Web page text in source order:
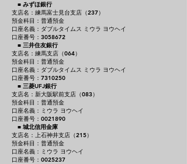
■ みずほ銀行
支店名：練馬富士見台支店（237）
預金科目：普通預金
口座名義：ダブルタイムス ミウラ ヨウヘイ
口座番号：3058672
■ 三井住友銀行
支店名：練馬支店（064）
預金科目：普通預金
口座名義：ダブルタイムス ミウラ ヨウヘイ
口座番号：7310250
■ 三菱UFJ銀行
支店名：新大阪駅前支店（083）
預金科目：普通預金
口座名義：ミウラ ヨウヘイ
口座番号：0021890
■ 城北信用金庫
支店名：上石神井支店（215）
預金科目：普通預金
口座名義：ミウラ ヨウヘイ
口座番号：0025237